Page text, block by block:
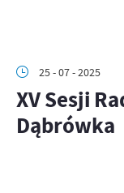
25 - 07 - 2025
XV Sesji
Dąbrówka